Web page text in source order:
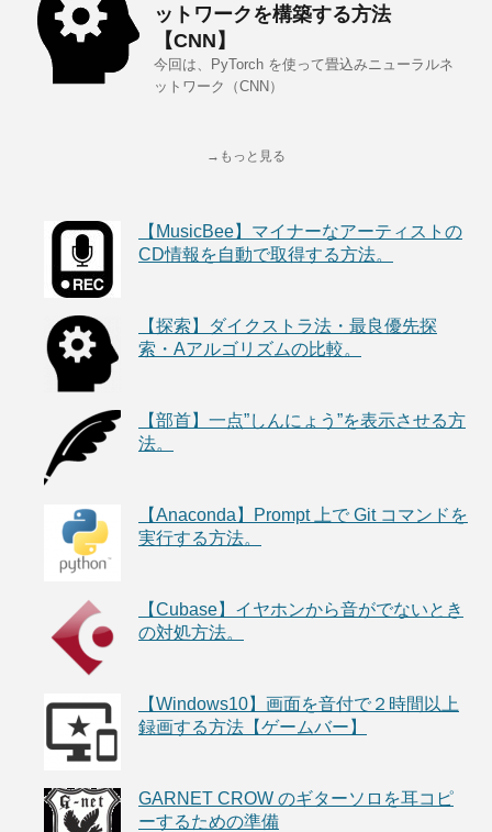
ットワークを構築する方法
【CNN】
今回は、PyTorch を使って畳込みニューラルネ
ットワーク（CNN）
→もっと見る
【MusicBee】マイナーなアーティストの
CD情報を自動で取得する方法。
【探索】ダイクストラ法・最良優先探
索・Aアルゴリズムの比較。
【部首】一点”しんにょう”を表示させる方
法。
【Anaconda】Prompt 上で Git コマンドを
実行する方法。
【Cubase】イヤホンから音がでないとき
の対処方法。
【Windows10】画面を音付で２時間以上
録画する方法【ゲームバー】
GARNET CROW のギターソロを耳コピ
ーするための準備